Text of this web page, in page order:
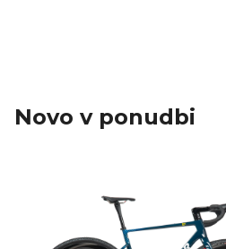
Novo v ponudbi